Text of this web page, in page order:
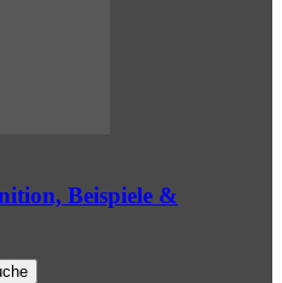
Beispiele &